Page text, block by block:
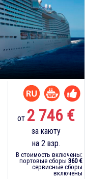
от 2 746 €
за каюту
на 2 взр.
В стоимость включены:
портовые сборы 360 €
сервисные сборы
включены